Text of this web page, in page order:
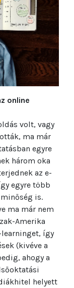
online
volt, vagy
ma már
egyre
három oka
az e-
egyre több
is.
ma már nem
Amerika
így
(kivéve a
ahogy a
helyett